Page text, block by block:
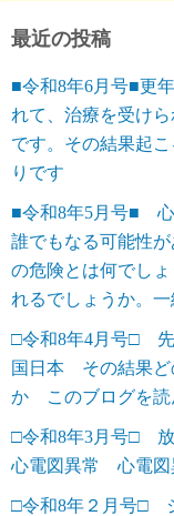
最近の投稿
■令和8年6月号■更
れて、治療を受け
です。その結果起
りです
■令和8年5月号■ 心
誰でもなる可能性
の危険とは何でし
れるでしょうか。一
□令和8年4月号□ 先
国日本 その結果ど
か このブログを読
□令和8年3月号□
心電図異常 心電図
□令和8年２月号□